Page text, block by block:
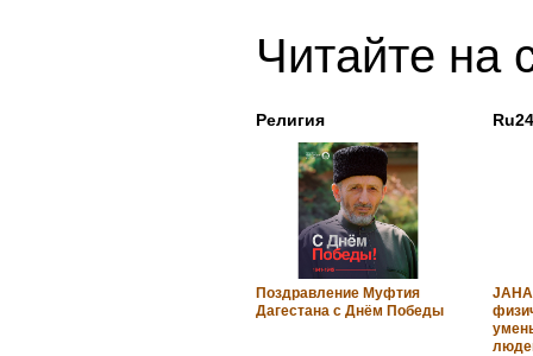
Читайте на
Религия
Поздравление Муфтия
Дагестана с Днём Победы